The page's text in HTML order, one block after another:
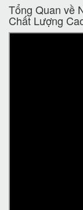
Tổng Quan về
Chất Lượng